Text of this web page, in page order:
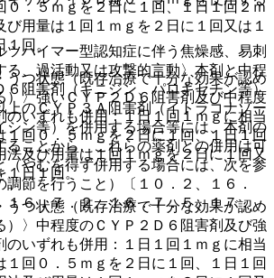
ハイマー型認知症に伴う焦燥感、易刺
る、過活動又は攻撃的言動〉本剤と中程
６阻害剤（キニジン、パロキセチン等）
上のＣＹＰ３Ａ阻害剤（イトラコナゾー
シン等）を併用する場合等には、本剤の
ることから、これらの薬剤との併用は可
（やむを得ず併用する場合には、次を参
節を行うこと）〔１０．２、１６．
１６．７．２、１６．７．５、１７．
０．５ｍｇを２日に１回、１日１回２ｍ
び用量は１回１ｍｇを２日に１回又は１
１回。
つ状態（既存治療で十分な効果が認め
）〉強いＣＹＰ２Ｄ６阻害剤及び中程度
のいずれも併用：１日１回１ｍｇに相当
１回０．５ｍｇを２日に１回、１日１回
法及び用量は１回１ｍｇを２日に１回又
１日１回。
つ状態（既存治療で十分な効果が認め
）〉中程度のＣＹＰ２Ｄ６阻害剤及び強
のいずれも併用：１日１回１ｍｇに相当
１回０．５ｍｇを２日に１回、１日１回